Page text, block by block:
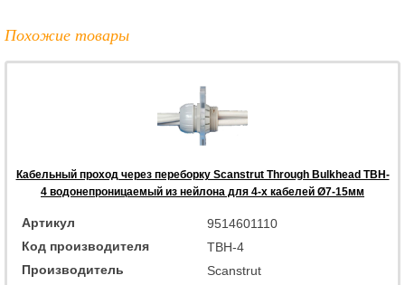
Похожие товары
Кабельный проход через переборку Scanstrut Through Bulkhead TBH-
4 водонепроницаемый из нейлона для 4-х кабелей Ø7-15мм
Артикул
9514601110
Код производителя
TBH-4
Производитель
Scanstrut